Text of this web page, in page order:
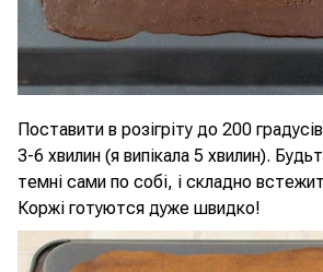
Поставити в розігріту до 200
3-6 хвилин (я випікала 5 хвилин).
темні сами по собі, і складно
Коржі готуются дуже швидко!